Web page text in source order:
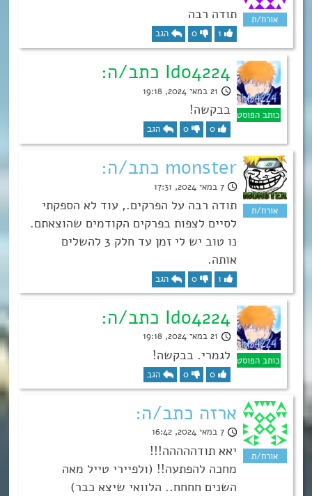
תודה רבה
1
0 הגב
Ido4224 כתב/ה:
21 במאי 2024, 19:18
בבקשה!
0
0 הגב
monster כתב/ה:
7 במאי 2024, 17:31
תודה רבה על הפרקים., עוד לא הספקתי
לסיים לצפות בפרקים הקודמים שהוצאתם.
נו טוב יש לי זמן עד חלק 3 להשלים
אותה.
1
0 הגב
Ido4224 כתב/ה:
21 במאי 2024, 19:18
לגמרי. בבקשה!
0
0 הגב
ארזה כתב/ה:
7 במאי 2024, 16:42
יאא תודההההה!!!
מחכה להפתעה!! (ולפיירי טייל מאה
השנים חחחח.. הלוואי שיצא כבר)